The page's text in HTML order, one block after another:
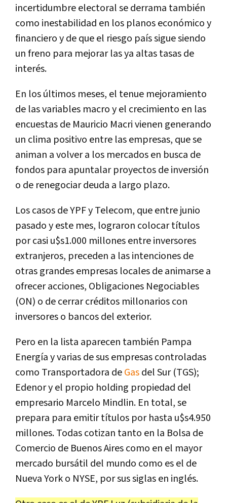
incertidumbre electoral se derrama también
como inestabilidad en los planos económico y
financiero y de que el riesgo país sigue siendo
un freno para mejorar las ya altas tasas de
interés.
En los últimos meses, el tenue mejoramiento
de las variables macro y el crecimiento en las
encuestas de Mauricio Macri vienen generando
un clima positivo entre las empresas, que se
animan a volver a los mercados en busca de
fondos para apuntalar proyectos de inversión
o de renegociar deuda a largo plazo.
Los casos de YPF y Telecom, que entre junio
pasado y este mes, lograron colocar títulos
por casi u$s1.000 millones entre inversores
extranjeros, preceden a las intenciones de
otras grandes empresas locales de animarse a
ofrecer acciones, Obligaciones Negociables
(ON) o de cerrar créditos millonarios con
inversores o bancos del exterior.
Pero en la lista aparecen también Pampa
Energía y varias de sus empresas controladas
como Transportadora deGasdel Sur (TGS);
Edenor y el propio holding propiedad del
empresario Marcelo Mindlin. En total, se
prepara para emitir títulos por hasta u$s4.950
millones. Todas cotizan tanto en la Bolsa de
Comercio de Buenos Aires como en el mayor
mercado bursátil del mundo como es el de
Nueva York o NYSE, por sus siglas en inglés.